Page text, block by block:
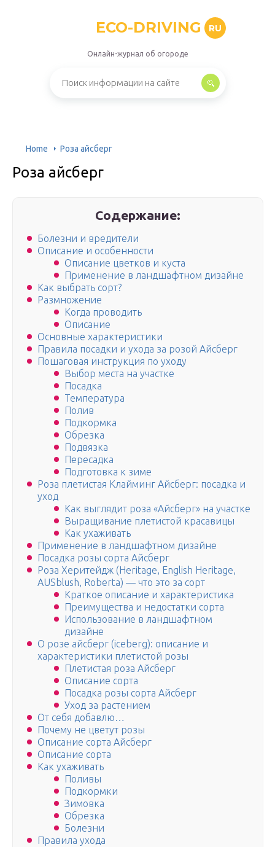
ECO-DRIVING RU
Онлайн-журнал об огороде
Home Роза айсберг
Роза айсберг
Содержание:
Болезни и вредители
Описание и особенности
Описание цветков и куста
Применение в ландшафтном дизайне
Как выбрать сорт?
Размножение
Когда проводить
Описание
Основные характеристики
Правила посадки и ухода за розой Айсберг
Пошаговая инструкция по уходу
Выбор места на участке
Посадка
Температура
Полив
Подкормка
Обрезка
Подвязка
Пересадка
Подготовка к зиме
Роза плетистая Клайминг Айсберг: посадка и
уход
Как выглядит роза «Айсберг» на участке
Выращивание плетистой красавицы
Как ухаживать
Применение в ландшафтном дизайне
Посадка розы сорта Айсберг
Роза Херитейдж (Heritage, English Heritage,
AUSblush, Roberta) — что это за сорт
Краткое описание и характеристика
Преимущества и недостатки сорта
Использование в ландшафтном
дизайне
О розе айсберг (iceberg): описание и
характеристики плетистой розы
Плетистая роза Айсберг
Описание сорта
Посадка розы сорта Айсберг
Уход за растением
От себя добавлю…
Почему не цветут розы
Описание сорта Айсберг
Описание сорта
Как ухаживать
Поливы
Подкормки
Зимовка
Обрезка
Болезни
Правила ухода